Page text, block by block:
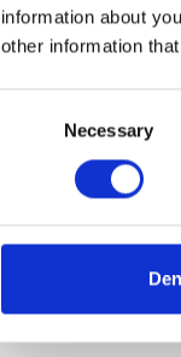
information about
other information
Necessary